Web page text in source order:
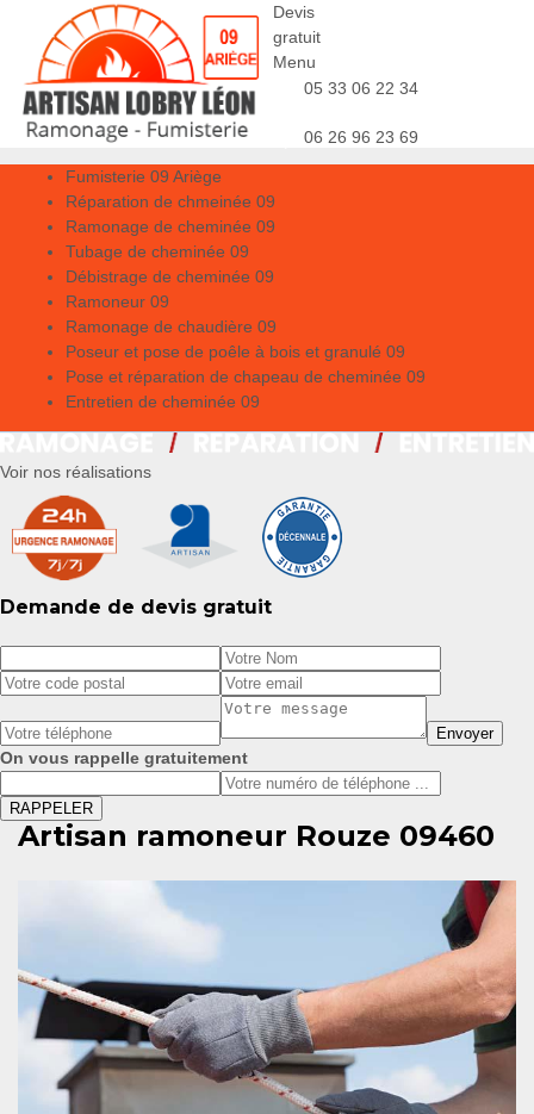
Devis
gratuit
Menu
05 33 06 22 34
06 26 96 23 69
Fumisterie 09 Ariège
Réparation de chmeinée 09
Ramonage de cheminée 09
Tubage de cheminée 09
Débistrage de cheminée 09
Ramoneur 09
Ramonage de chaudière 09
Poseur et pose de poêle à bois et granulé 09
Pose et réparation de chapeau de cheminée 09
Entretien de cheminée 09
Voir nos réalisations
Demande de devis gratuit
On vous rappelle gratuitement
Artisan ramoneur Rouze 09460